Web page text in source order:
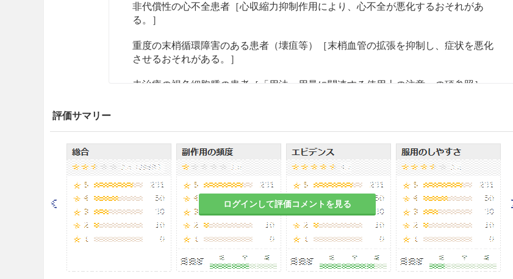
非代償性の心不全患者［心収縮力抑制作用により、心不全が悪化するおそれがあ
る。］
重度の末梢循環障害のある患者（壊疽等）［末梢血管の拡張を抑制し、症状を悪化
させるおそれがある。］
未治療の褐色細胞腫の患者［「用法・用量に関連する使用上の注意」の項参照］
本剤の成分に対し過敏症の既往歴のある患者
効能・効果
本態性高血圧症（軽症〜中等症）
用法・容量
通常、成人にはビソプロロールとして8mgを1日1回、胸部、上腕部又は背部のいず
れかに貼付し、貼付後24時間ごとに貼りかえる。
評価サマリー
ログインして評価コメントを見る